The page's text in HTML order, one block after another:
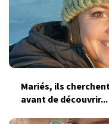
Mariés, ils
avant de